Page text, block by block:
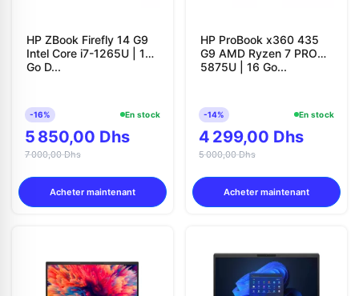
HP ZBook Firefly 14 G9
Intel Core i7-1265U | 16
Go D...
-16% En stock
5 850,00 Dhs
7 000,00 Dhs
Acheter maintenant
HP ProBook x360 435
G9 AMD Ryzen 7 PRO
5875U | 16 Go...
-14% En stock
4 299,00 Dhs
5 000,00 Dhs
Acheter maintenant